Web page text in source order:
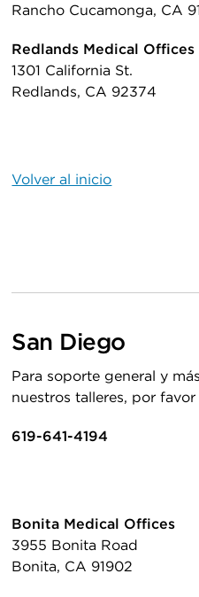
Rancho Cucamonga, CA
Redlands Medical Offices
1301 California St.
Redlands, CA 92374
Volver al inicio
San Diego
Para soporte general y
nuestros talleres, por favor
619-641-4194
Bonita Medical Offices
3955 Bonita Road
Bonita, CA 91902